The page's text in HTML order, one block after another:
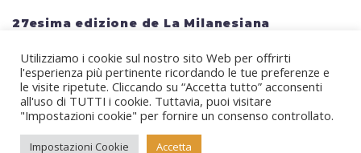
27esima edizione de La Milanesiana
HELLWATT FESTIVAL: una lineup gigantesca
per il festival estivo TRAVIS SCOTT, KANYE
WEST, SWEDISH HOUSE MAFIA, MARTIN
Utilizziamo i cookie sul nostro sito Web per offrirti
l'esperienza più pertinente ricordando le tue preferenze e
le visite ripetute. Cliccando su “Accetta tutto” acconsenti
all'uso di TUTTI i cookie. Tuttavia, puoi visitare
"Impostazioni cookie" per fornire un consenso controllato.
Impostazioni Cookie Accetta